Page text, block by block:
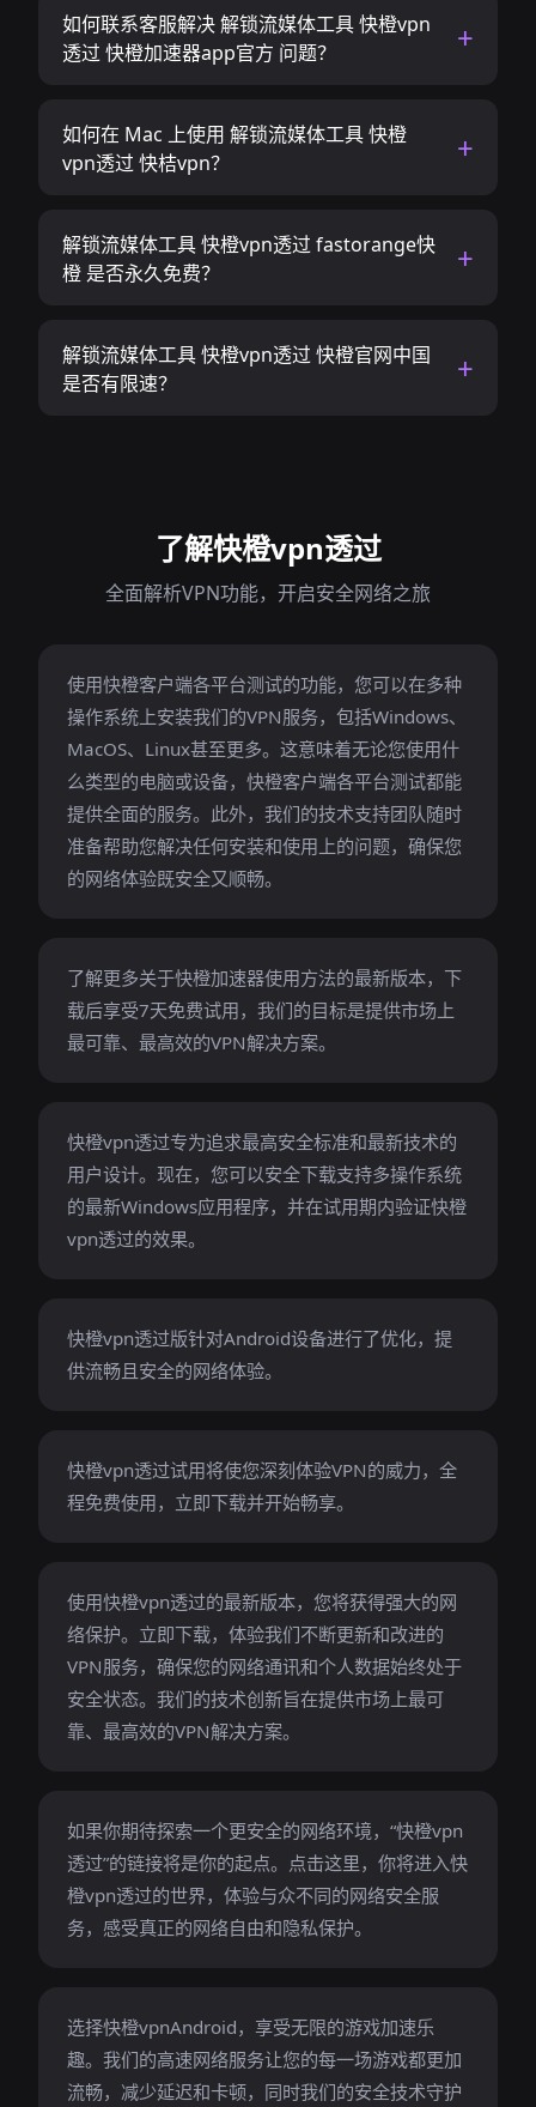
如何联系客服解决 解锁流媒体工具 快橙vpn
透过 快橙加速器app官方 问题？
如何在 Mac 上使用 解锁流媒体工具 快橙
vpn透过 快桔vpn？
解锁流媒体工具 快橙vpn透过 fastorange快
橙 是否永久免费？
解锁流媒体工具 快橙vpn透过 快橙官网中国
是否有限速？
了解快橙vpn透过
全面解析VPN功能，开启安全网络之旅
使用快橙客户端各平台测试的功能，您可以在多种
操作系统上安装我们的VPN服务，包括Windows、
MacOS、Linux甚至更多。这意味着无论您使用什
么类型的电脑或设备，快橙客户端各平台测试都能
提供全面的服务。此外，我们的技术支持团队随时
准备帮助您解决任何安装和使用上的问题，确保您
的网络体验既安全又顺畅。
了解更多关于快橙加速器使用方法的最新版本，下
载后享受7天免费试用，我们的目标是提供市场上
最可靠、最高效的VPN解决方案。
快橙vpn透过专为追求最高安全标准和最新技术的
用户设计。现在，您可以安全下载支持多操作系统
的最新Windows应用程序，并在试用期内验证快橙
vpn透过的效果。
快橙vpn透过版针对Android设备进行了优化，提
供流畅且安全的网络体验。
快橙vpn透过试用将使您深刻体验VPN的威力，全
程免费使用，立即下载并开始畅享。
使用快橙vpn透过的最新版本，您将获得强大的网
络保护。立即下载，体验我们不断更新和改进的
VPN服务，确保您的网络通讯和个人数据始终处于
安全状态。我们的技术创新旨在提供市场上最可
靠、最高效的VPN解决方案。
如果你期待探索一个更安全的网络环境，“快橙vpn
透过”的链接将是你的起点。点击这里，你将进入快
橙vpn透过的世界，体验与众不同的网络安全服
务，感受真正的网络自由和隐私保护。
选择快橙vpnAndroid，享受无限的游戏加速乐
趣。我们的高速网络服务让您的每一场游戏都更加
流畅，减少延迟和卡顿，同时我们的安全技术守护